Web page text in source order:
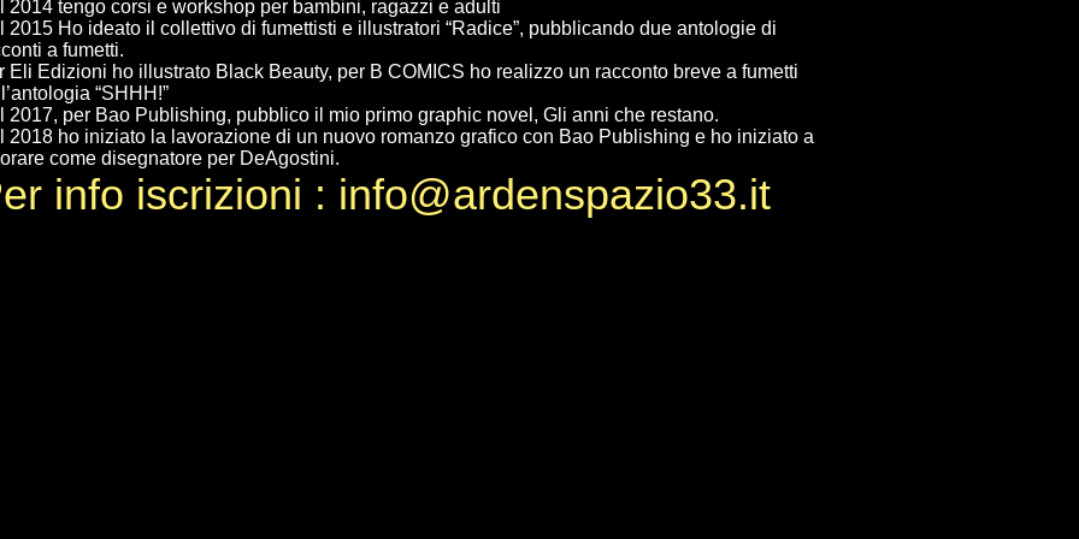
2014 tengo corsi e workshop per bambini, ragazzi e adulti
2015 Ho ideato il collettivo di fumettisti e illustratori “Radice”, pubblicando due antologie di
a fumetti.
Eli Edizioni ho illustrato Black Beauty, per B COMICS ho realizzo un racconto breve a fumetti
“SHHH!”
2017, per Bao Publishing, pubblico il mio primo graphic novel, Gli anni che restano.
2018 ho iniziato la lavorazione di un nuovo romanzo grafico con Bao Publishing e ho iniziato a
come disegnatore per DeAgostini.
info iscrizioni : info@ardenspazio33.it